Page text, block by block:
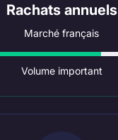
Rachats annuels
Marché français
Volume important